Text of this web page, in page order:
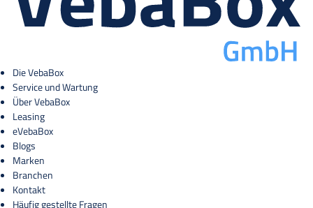
Die VebaBox
Service und Wartung
Über VebaBox
Leasing
eVebaBox
Blogs
Marken
Branchen
Kontakt
Häufig gestellte Fragen